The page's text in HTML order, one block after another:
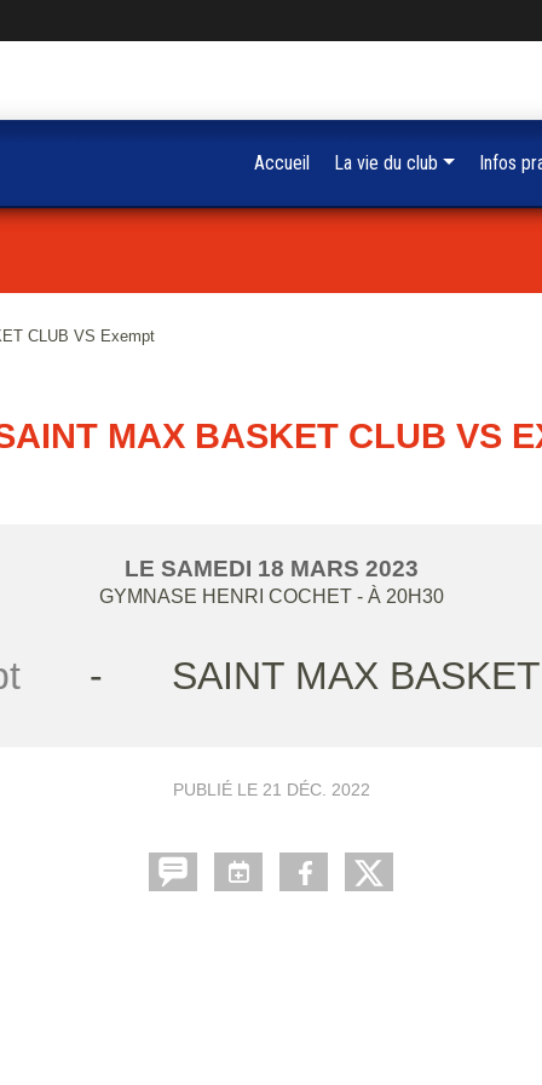
CLUB VS Exempt
MAX BASKET CLUB VS
LE SAMEDI 18 MARS 2023
GYMNASE HENRI COCHET - À 20H30
- SAINT MAX
PUBLIÉ LE 21 DÉC. 2022
Accueil La vie du club Infos